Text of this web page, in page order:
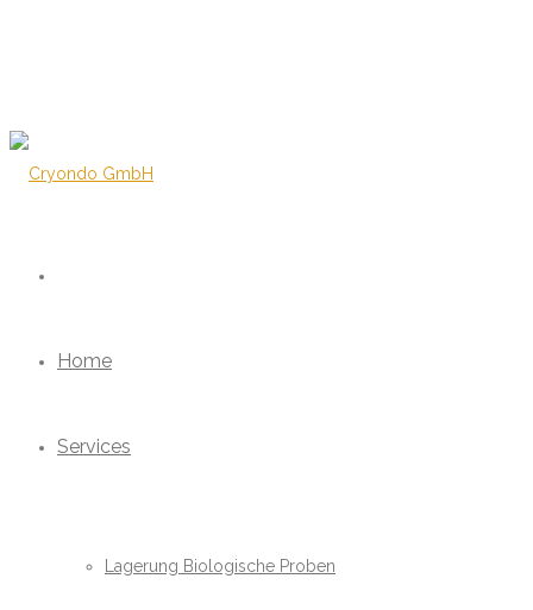
Home
Services
Lagerung Biologische Proben